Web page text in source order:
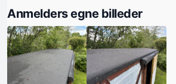
Anmelders egne billeder